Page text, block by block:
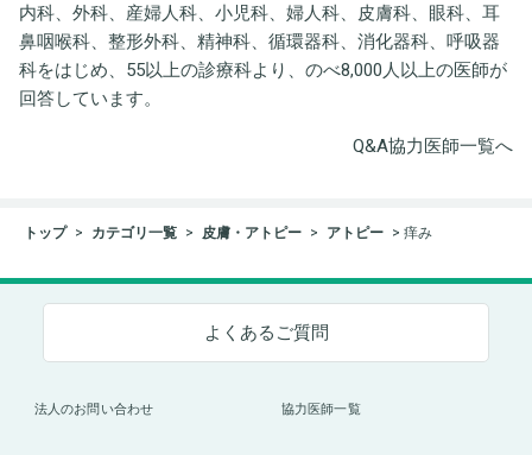
内科、外科、産婦人科、小児科、婦人科、皮膚科、眼科、耳
鼻咽喉科、整形外科、精神科、循環器科、消化器科、呼吸器
科をはじめ、55以上の診療科より、のべ8,000人以上の医師が
回答しています。
Q&A協力医師一覧へ
トップ カテゴリ一覧 皮膚・アトピー アトピー 痒み
よくあるご質問
法人のお問い合わせ 協力医師一覧